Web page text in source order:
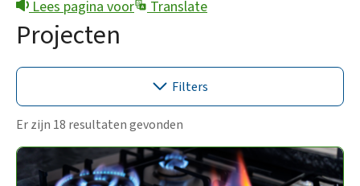
Bestuur en organisatie
Lees pagina voor Translate
Projecten
Filters
Loosbroek(7)
Er zijn 18 resultaten gevonden